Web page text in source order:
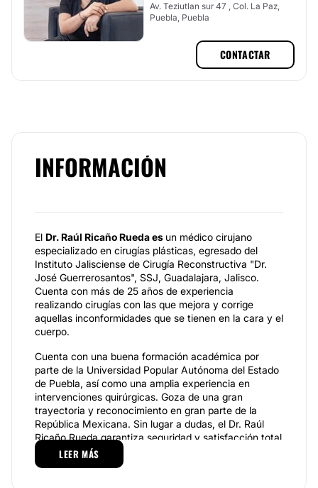
Av. Teziutlan sur 47 , Col. La Paz,
Puebla, Puebla
CONTACTAR
INFORMACIÓN
El Dr. Raúl Ricaño Rueda es un médico cirujano
especializado en cirugías plásticas, egresado del
Instituto Jalisciense de Cirugía Reconstructiva "Dr.
José Guerrerosantos", SSJ, Guadalajara, Jalisco.
Cuenta con más de 25 años de experiencia
realizando cirugías con las que mejora y corrige
aquellas inconformidades que se tienen en la cara y el
cuerpo.
Cuenta con una buena formación académica por
parte de la Universidad Popular Autónoma del Estado
de Puebla, así como una amplia experiencia en
intervenciones quirúrgicas. Goza de una gran
trayectoria y reconocimiento en gran parte de la
República Mexicana. Sin lugar a dudas, el Dr. Raúl
Ricaño Rueda garantiza seguridad y satisfacción total
en cada una de sus intervenciones. Es miembro No.
653 del Consejo Mexicano de Cirugía Plástica
LEER MÁS